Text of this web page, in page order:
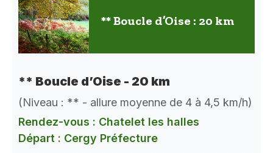
** Boucle d’Oise : 20 km
** Boucle d’Oise - 20 km
(Niveau : ** - allure moyenne de 4 à 4,5 km/h)
Rendez-vous : Chatelet les halles
Départ : Cergy Préfecture